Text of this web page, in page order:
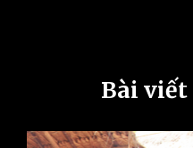
Bài